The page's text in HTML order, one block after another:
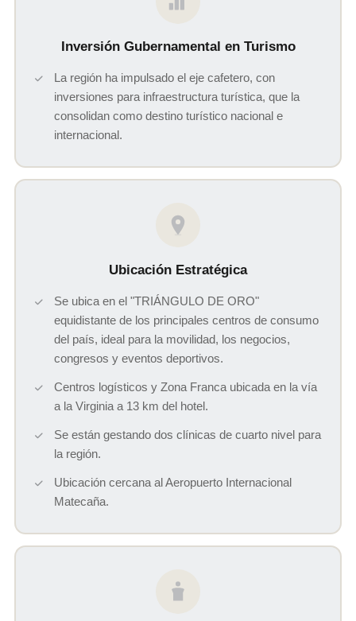
Inversión Gubernamental en Turismo
La región ha impulsado el eje cafetero, con
inversiones para infraestructura turística, que la
consolidan como destino turístico nacional e
internacional.
Ubicación Estratégica
Se ubica en el "TRIÁNGULO DE ORO"
equidistante de los principales centros de consumo
del país, ideal para la movilidad, los negocios,
congresos y eventos deportivos.
Centros logísticos y Zona Franca ubicada en la vía
a la Virginia a 13 km del hotel.
Se están gestando dos clínicas de cuarto nivel para
la región.
Ubicación cercana al Aeropuerto Internacional
Matecaña.